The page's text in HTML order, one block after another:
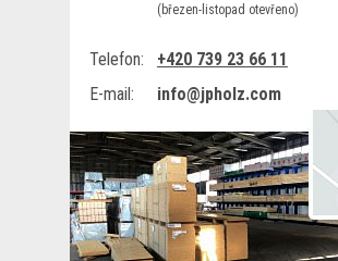
(březen-listopad otevřeno)
Telefon:
+420 739 23 66 11
E-mail:
info@jpholz.com